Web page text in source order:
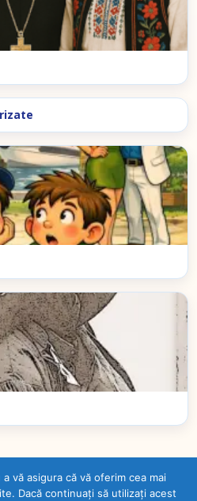
vă asigura că vă oferim cea mai
Dacă continuați să utilizați acest